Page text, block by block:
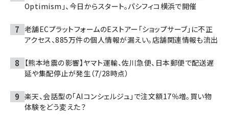
Optimism」、今日からスタート。パシフィコ横浜で開催
老舗ECプラットフォームのEストアー「ショップサーブ」に不正
アクセス、885万件の個人情報が漏えい。店舗関連情報も流出
【熊本地震の影響】ヤマト運輸、佐川急便、日本郵便で配送遅
延や集配停止が発生（7/28時点）
楽天、会話型の「AIコンシェルジュ」で注文額17％増。買い物
体験をどう変えた？